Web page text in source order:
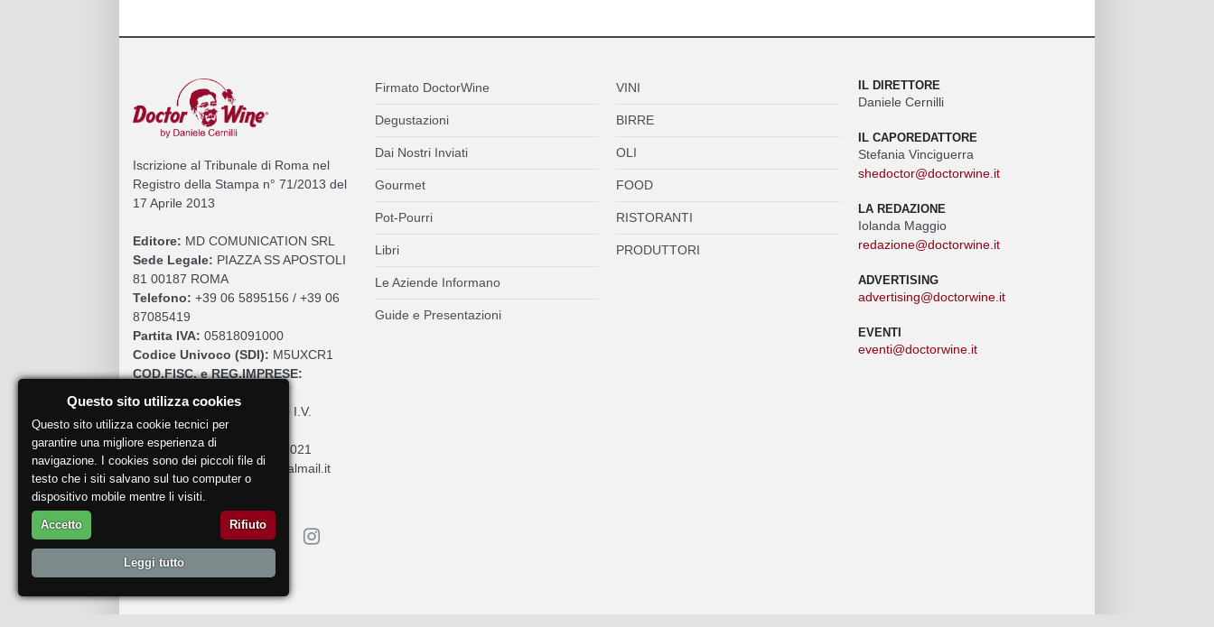
Iscrizione al Tribunale di Roma nel
Registro della Stampa n° 71/2013 del
17 Aprile 2013
Editore: MD COMUNICATION SRL
Sede Legale: PIAZZA SS APOSTOLI
81 00187 ROMA
Telefono: +39 06 5895156 / +39 06
87085419
Partita IVA: 05818091000
Codice Univoco (SDI): M5UXCR1
COD.FISC. e REG.IMPRESE:
€. 10.200,00 I.V.
REA:RM 930252
Roc:36580 del 5 maggio 2021
Pec:mdcomunication@legalmail.it
Firmato DoctorWine
Degustazioni
Dai Nostri Inviati
Gourmet
Pot-Pourri
Libri
Le Aziende Informano
Guide e Presentazioni
VINI
BIRRE
OLI
FOOD
RISTORANTI
PRODUTTORI
IL DIRETTORE
Daniele Cernilli
IL CAPOREDATTORE
Stefania Vinciguerra
shedoctor@doctorwine.it
LA REDAZIONE
Iolanda Maggio
redazione@doctorwine.it
ADVERTISING
advertising@doctorwine.it
EVENTI
eventi@doctorwine.it
Questo sito utilizza cookies
Questo sito utilizza cookie tecnici per
garantire una migliore esperienza di
navigazione. I cookies sono dei piccoli file di
testo che i siti salvano sul tuo computer o
dispositivo mobile mentre li visiti.
Accetto Rifiuto
Leggi tutto